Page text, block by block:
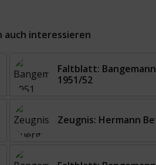
auch interessieren
Faltblatt:
1951/52
Zeugnis: Hermann